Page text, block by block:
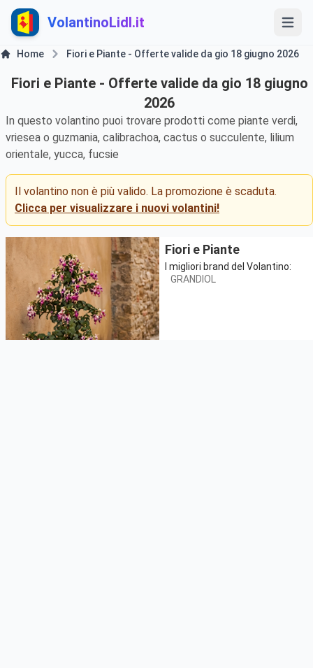
VolantinoLidl.it
Home Fiori e Piante - Offerte valide da gio 18 giugno 2026
Fiori e Piante - Offerte valide da gio 18 giugno
2026
In questo volantino puoi trovare prodotti come piante verdi,
vriesea o guzmania, calibrachoa, cactus o succulente, lilium
orientale, yucca, fucsie
Il volantino non è più valido. La promozione è scaduta.
Clicca per visualizzare i nuovi volantini!
Fiori e Piante
I migliori brand del Volantino:
GRANDIOL